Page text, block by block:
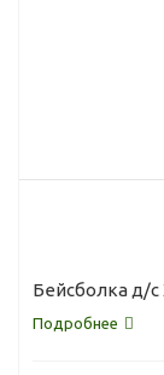
Бейсболка д/
Подробнее